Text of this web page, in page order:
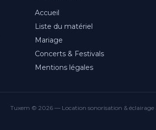
Accueil
Liste du matériel
Mariage
Concerts & Festivals
Mentions légales
Tuxem © 2026 — Location sonorisation & éclairage